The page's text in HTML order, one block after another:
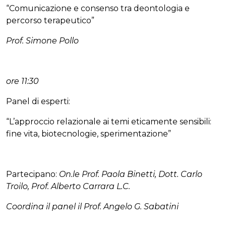
“Comunicazione e consenso tra deontologia e
percorso terapeutico”
Prof. Simone Pollo
ore 11:30
Panel di esperti:
“L’approccio relazionale ai temi eticamente sensibili:
fine vita, biotecnologie, sperimentazione”
Partecipano: On.le Prof. Paola Binetti, Dott. Carlo
Troilo, Prof. Alberto Carrara L.C.
Coordina il panel il Prof. Angelo G. Sabatini